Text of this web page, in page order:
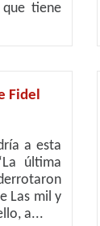
tiene
Fidel
a esta
última
Las mil y
a...